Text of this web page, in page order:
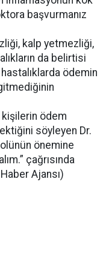
başvurmanız
kalp yetmezliği,
da belirtisi
ödemin
kişilerin ödem
söyleyen Dr.
önemine
çağrısında
Ajansı)